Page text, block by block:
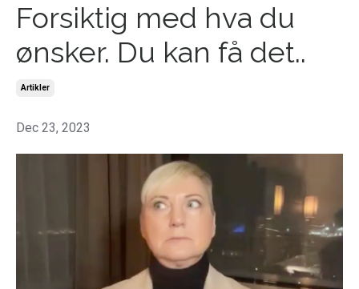
Forsiktig med hva du
ønsker. Du kan få det..
Artikler
Dec 23, 2023